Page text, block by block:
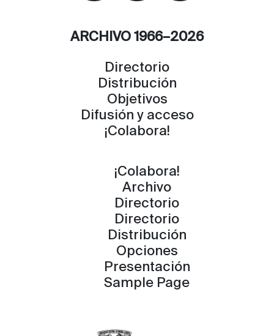
ARCHIVO 1966–2026
Directorio
Distribución
Objetivos
Difusión y acceso
¡Colabora!
¡Colabora!
Archivo
Directorio
Directorio
Distribución
Opciones
Presentación
Sample Page